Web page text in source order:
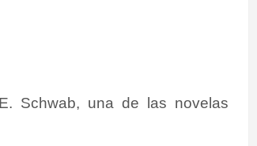
Schwab, una de las novelas